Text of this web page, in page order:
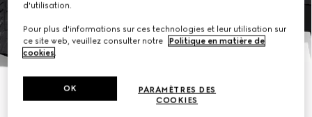
d'utilisation.
Pour plus d'informations sur ces technologies et leur utilisation sur
ce site web, veuillez consulter notre
Politique en matière de
cookies.
PARAMÈTRES DES
COOKIES
OK